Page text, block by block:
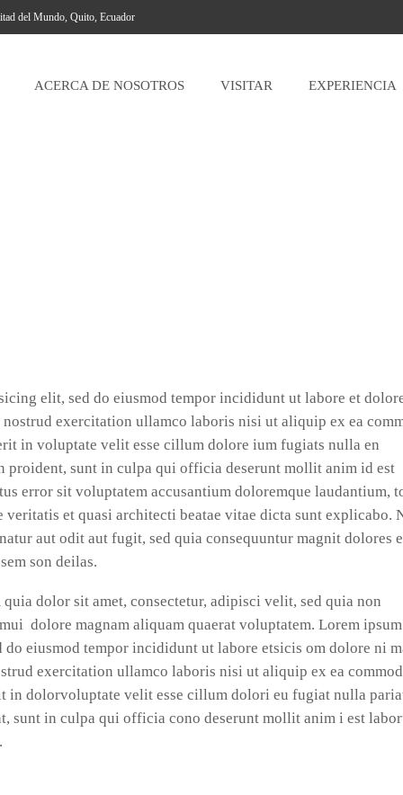
del Mundo, Quito, Ecuador
ACERCA DE NOSOTROS VISITAR EXPERIENCIA
elit, sed do eiusmod tempor incididunt ut labore et
exercitation ullamco laboris nisi ut aliquip ex ea
in voluptate velit esse cillum dolore ium fugiats nulla en
proident, sunt in culpa qui officia deserunt mollit anim id est
error sit voluptatem accusantium doloremque laudantium,
et quasi architecti beatae vitae dicta sunt explicabo.
aut odit aut fugit, sed quia consequuntur magnit dolores
son deilas.
dolor sit amet, consectetur, adipisci velit, sed quia non
dolore magnam aliquam quaerat voluptatem. Lorem ipsum
eiusmod tempor incididunt ut labore etsicis om dolore ni
exercitation ullamco laboris nisi ut aliquip ex ea
in dolorvoluptate velit esse cillum dolori eu fugiat nulla
sunt in culpa qui officia cono deserunt mollit anim i est